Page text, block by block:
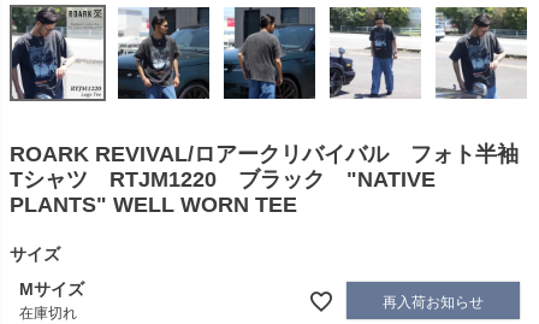
ROARK REVIVAL/ロアークリバイバル フォト半袖
Tシャツ RTJM1220 ブラック "NATIVE
PLANTS" WELL WORN TEE
サイズ
Mサイズ
在庫切れ
再入荷お知らせ